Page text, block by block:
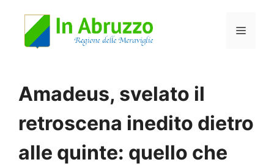
Menu
Amadeus, svelato il
retroscena inedito dietro
alle quinte: quello che